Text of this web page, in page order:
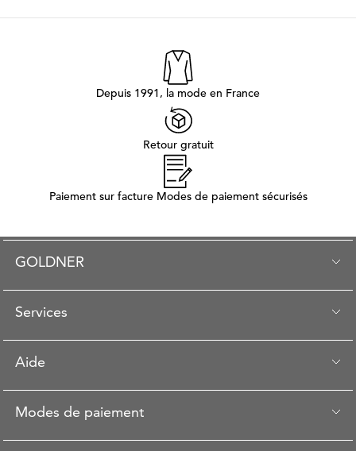
Depuis 1991, la mode en France
Retour gratuit
Paiement sur facture Modes de paiement sécurisés
GOLDNER
Services
Aide
Modes de paiement